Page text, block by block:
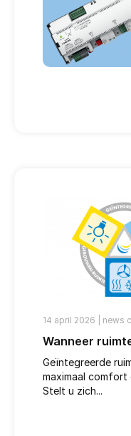
14 april 2026 | news
Wanneer
Geïntegreerde
maximaal comfort
Stelt u zich...